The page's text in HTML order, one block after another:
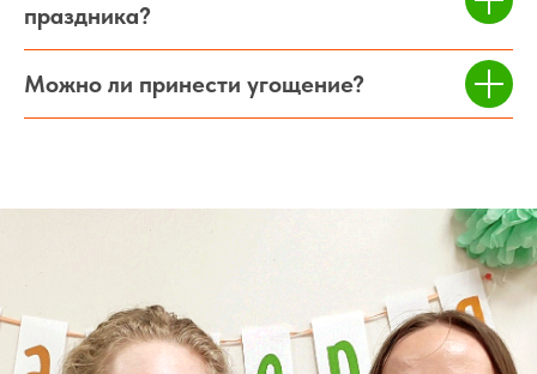
праздника?
Можно ли принести угощение?